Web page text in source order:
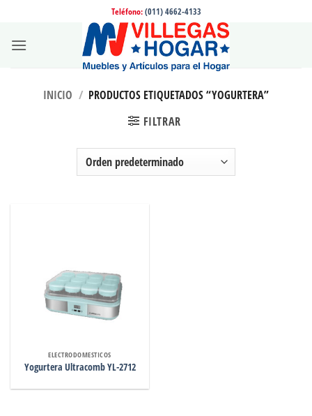
contenido
Teléfono: (011) 4662-4133
INICIO / PRODUCTOS ETIQUETADOS “YOGURTERA”
FILTRAR
ELECTRODOMESTICOS
Yogurtera Ultracomb YL-2712